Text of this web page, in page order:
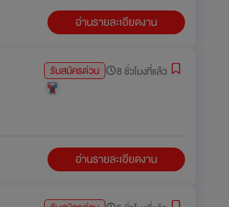
อ่านรายละเอียดงาน
รับสมัครด่วน 8 ชั่วโมงที่แล้ว
อ่านรายละเอียดงาน